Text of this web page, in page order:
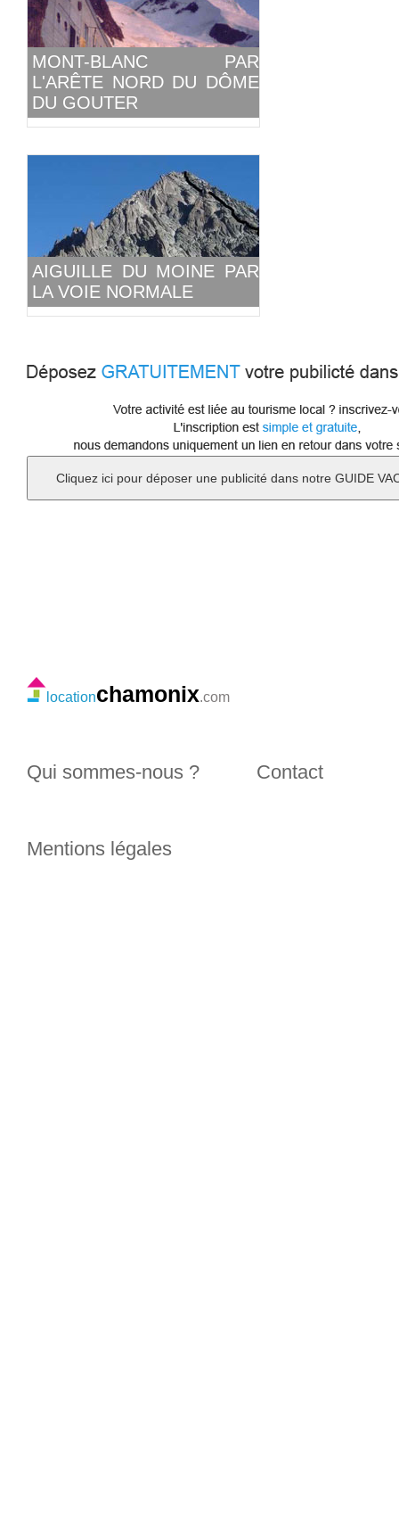
MONT-BLANC PAR
L'ARÊTE NORD DU DÔME
DU GOUTER
AIGUILLE DU MOINE PAR
LA VOIE NORMALE
locationchamonix.com
Qui sommes-nous ? Contact
Mentions légales